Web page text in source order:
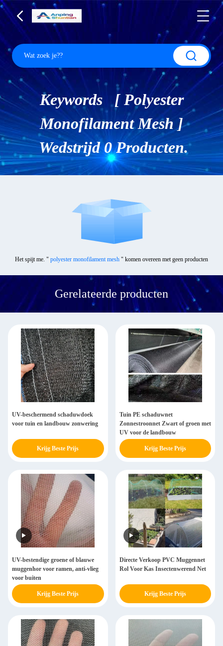
Keywords [ Polyester
Monofilament Mesh ]
Wedstrijd 0 Producten.
Het spijt me. " polyester monofilament mesh " komen overeen met geen producten
Gerelateerde producten
UV-beschermend schaduwdoek
voor tuin en landbouw zonwering
Krijg Beste Prijs
Tuin PE schaduwnet
Zonnestroonnet Zwart of groen met
UV voor de landbouw
Krijg Beste Prijs
UV-bestendige groene of blauwe
muggenhor voor ramen, anti-vlieg
voor buiten
Krijg Beste Prijs
Directe Verkoop PVC Muggennet
Rol Voor Kas Insectenwerend Net
Krijg Beste Prijs